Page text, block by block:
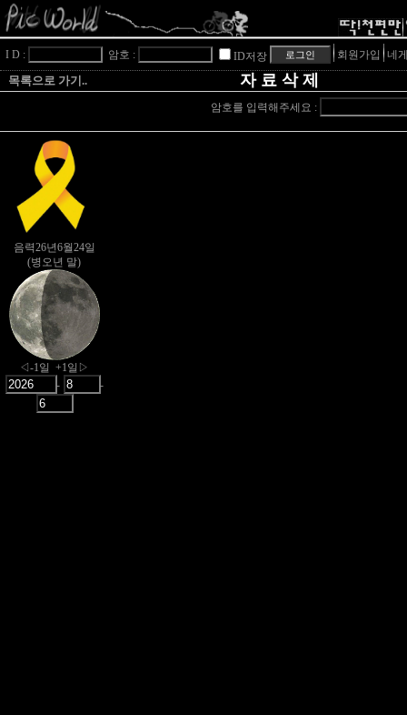
I D : 암호 : ID저장 회원가입 네
목록으로 가기.. 자 료 삭 제
암호를 입력해주세요 :